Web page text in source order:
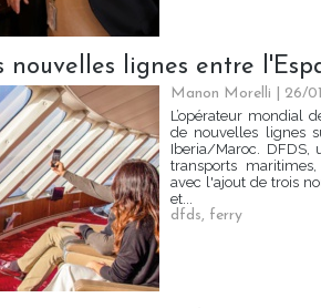
nouvelles lignes entre
Manon Morelli | 26/
L’opérateur mondial
de nouvelles lignes
Iberia/Maroc. DFDS,
transports
avec l'ajout de trois
et...
dfds, ferry